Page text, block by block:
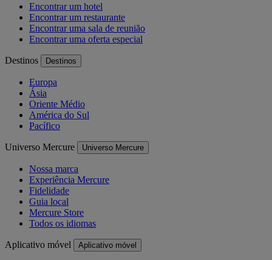
Encontrar um hotel
Encontrar um restaurante
Encontrar uma sala de reunião
Encontrar uma oferta especial
Destinos Destinos
Europa
Ásia
Oriente Médio
América do Sul
Pacífico
Universo Mercure Universo Mercure
Nossa marca
Experiência Mercure
Fidelidade
Guia local
Mercure Store
Todos os idiomas
Aplicativo móvel Aplicativo móvel